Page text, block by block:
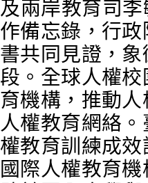
及兩岸教育司
作備忘錄，行
書共同見證，
段。全球人權
育機構，推動
人權教育網絡
權教育訓練成
國際人權教育